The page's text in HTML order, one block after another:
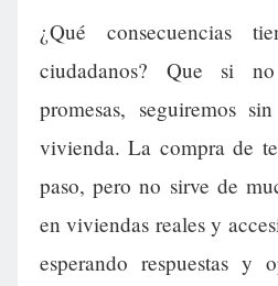
¿Qué consecuencias
ciudadanos? Que si
promesas, seguiremos
vivienda. La compra de
paso, pero no sirve de
en viviendas reales y
esperando respuestas y